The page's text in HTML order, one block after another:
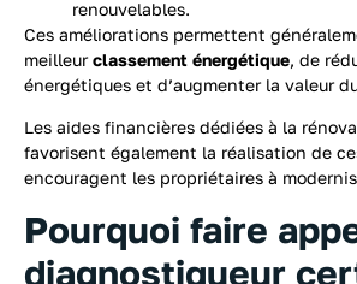
renouvelables.
Ces améliorations permettent
meilleurclassement énergétique, de
énergétiques et d’augmenter la valeur
Les aides financières dédiées à la
favorisent également la réalisation de
encouragent les propriétaires à
Pourquoi faire
diagnostiqueur